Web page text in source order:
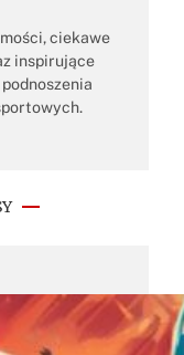
ciekawe
inspirujące